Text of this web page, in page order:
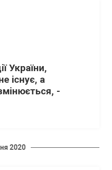
України,
існує, а
-
2020